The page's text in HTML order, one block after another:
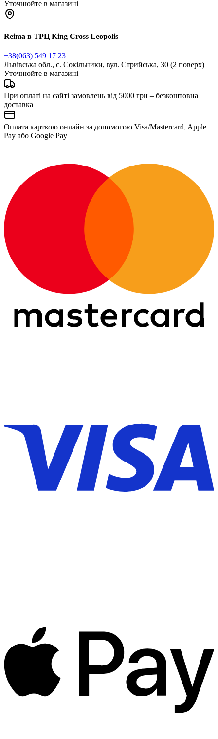
Уточнюйте в магазині
Reima в ТРЦ King Cross Leopolis
+38(063) 549 17 23
Львівська обл., с. Сокільники, вул. Стрийська, 30 (2 поверх)
Уточнюйте в магазині
При оплаті на сайті замовлень від 5000 грн – безкоштовна
доставка
Оплата карткою онлайн за допомогою Visa/Mastercard, Apple
Pay або Google Pay